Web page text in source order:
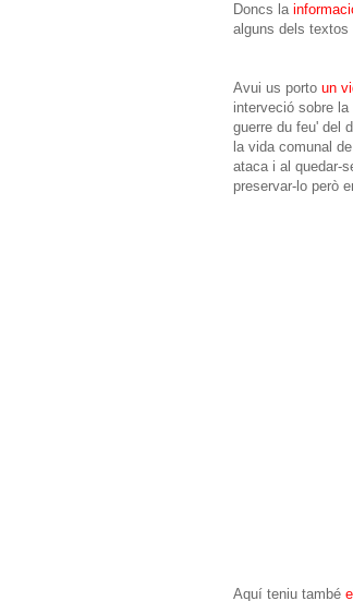
Doncs la
alguns dels textos
Avui us porto un
interveció sobre
guerre du feu' del
la vida comunal
ataca i al quedar-
preservar-lo però
Aquí teniu també